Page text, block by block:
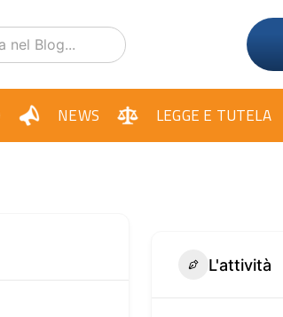
NEWS LEGGE E TUTELA
L'attività